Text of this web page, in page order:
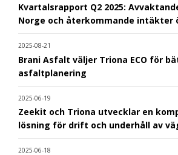
Kvartalsrapport Q2 2025:
Norge och återkommande intäkter
2025-08-21
Brani Asfalt väljer Triona ECO för
asfaltplanering
2025-06-19
Zeekit och Triona utvecklar en
lösning för drift och underhåll av
2025-06-18